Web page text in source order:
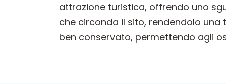
attrazione turistica, offrendo uno
che circonda il sito, rendendolo
ben conservato, permettendo agli